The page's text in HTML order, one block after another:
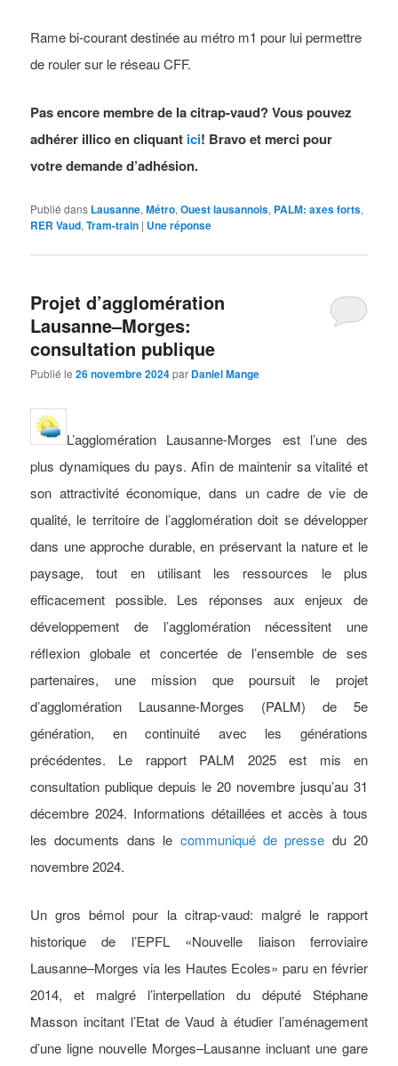
Rame bi-courant destinée au métro m1 pour lui permettre
de rouler sur le réseau CFF.
Pas encore membre de la citrap-vaud? Vous pouvez
adhérer illico en cliquant ici! Bravo et merci pour
votre demande d’adhésion.
Publié dans Lausanne,Métro,Ouest lausannois, PALM: axes forts,
RER Vaud,Tram-train | Uneréponse
Projet d’agglomération
Lausanne–Morges:
consultation publique
Publié le26 novembre 2024par Daniel Mange
L’agglomération Lausanne-Morges est l’une des
plus dynamiques du pays. Afin de maintenir sa vitalité et
son attractivité économique, dans un cadre de vie de
qualité, le territoire de l’agglomération doit se développer
dans une approche durable, en préservant la nature et le
paysage, tout en utilisant les ressources le plus
efficacement possible. Les réponses aux enjeux de
développement de l’agglomération nécessitent une
réflexion globale et concertée de l’ensemble de ses
partenaires, une mission que poursuit le projet
d’agglomération Lausanne-Morges (PALM) de 5e
génération, en continuité avec les générations
précédentes. Le rapport PALM 2025 est mis en
consultation publique depuis le 20 novembre jusqu’au 31
décembre 2024. Informations détaillées et accès à tous
les documents dans le communiqué de presse du 20
novembre 2024.
Un gros bémol pour la citrap-vaud: malgré le rapport
historique de l’EPFL «Nouvelle liaison ferroviaire
Lausanne–Morges via les Hautes Ecoles» paru en février
2014, et malgré l’interpellation du député Stéphane
Masson incitant l’Etat de Vaud à étudier l’aménagement
d’une ligne nouvelle Morges–Lausanne incluant une gare